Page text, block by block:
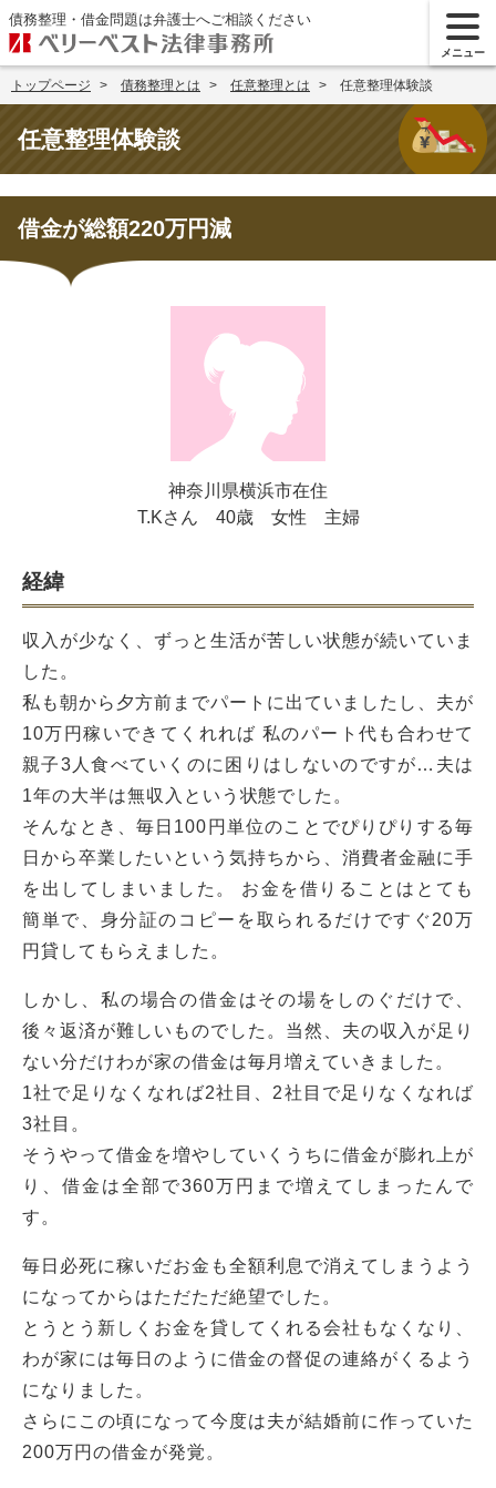
債務整理・借金問題は弁護士へご相談ください
メニュー
トップページ 債務整理とは 任意整理とは 任意整理体験談
任意整理体験談
借金が総額220万円減
神奈川県横浜市在住
T.Kさん
40歳 女性 主婦
経緯
収入が少なく、ずっと生活が苦しい状態が続いていま
した。
私も朝から夕方前までパートに出ていましたし、夫が
10万円稼いできてくれれば 私のパート代も合わせて
親子3人食べていくのに困りはしないのですが…夫は
1年の大半は無収入という状態でした。
そんなとき、毎日100円単位のことでぴりぴりする毎
日から卒業したいという気持ちから、消費者金融に手
を出してしまいました。 お金を借りることはとても
簡単で、身分証のコピーを取られるだけですぐ20万
円貸してもらえました。
しかし、私の場合の借金はその場をしのぐだけで、
後々返済が難しいものでした。当然、夫の収入が足り
ない分だけわが家の借金は毎月増えていきました。
1社で足りなくなれば2社目、2社目で足りなくなれば
3社目。
そうやって借金を増やしていくうちに借金が膨れ上が
り、借金は全部で360万円まで増えてしまったんで
す。
毎日必死に稼いだお金も全額利息で消えてしまうよう
になってからはただただ絶望でした。
とうとう新しくお金を貸してくれる会社もなくなり、
わが家には毎日のように借金の督促の連絡がくるよう
になりました。
さらにこの頃になって今度は夫が結婚前に作っていた
200万円の借金が発覚。